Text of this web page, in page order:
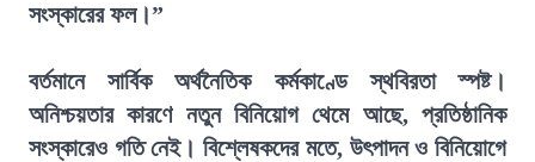
সংস্কারের ফল।”
বর্তমানে সার্বিক অর্থনৈতিক কর্মকাণ্ডে স্থবিরতা স্পষ্ট।
অনিশ্চয়তার কারণে নতুন বিনিয়োগ থেমে আছে, প্রতিষ্ঠানিক
সংস্কারেও গতি নেই। বিশ্লেষকদের মতে, উৎপাদন ও বিনিয়োগে